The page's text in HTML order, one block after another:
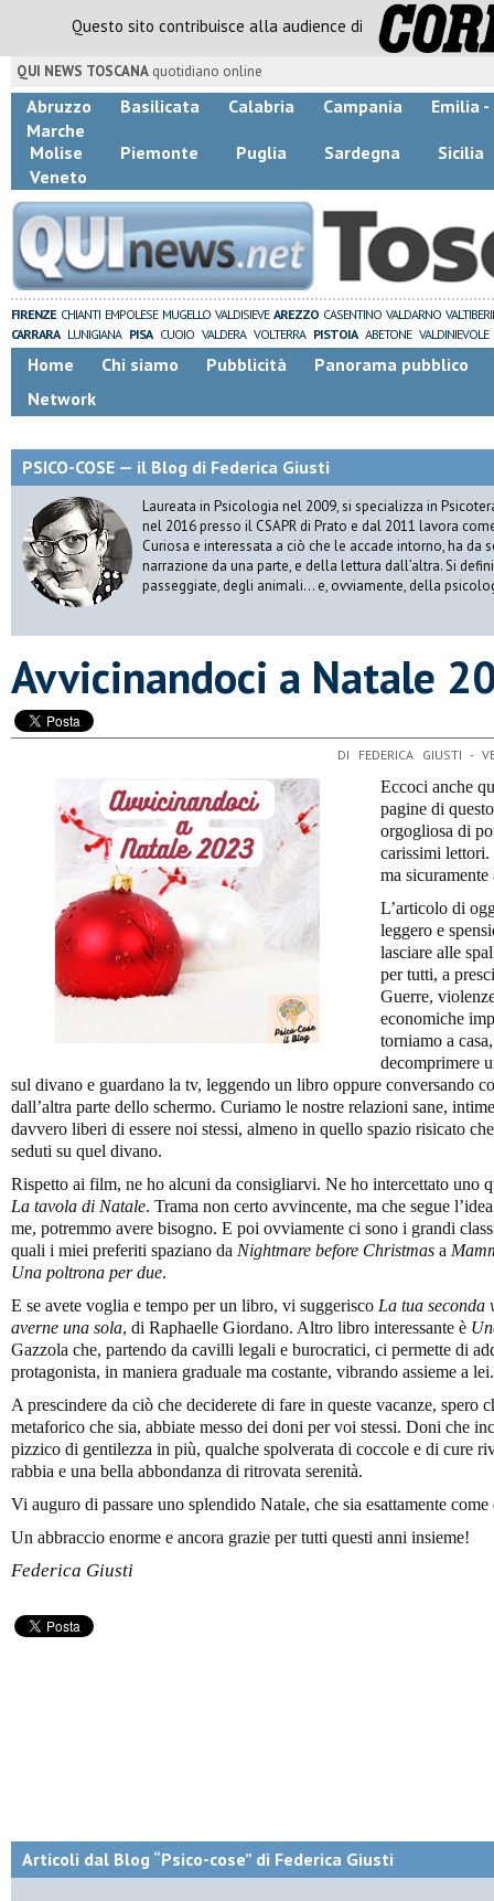
Questo sito contribuisce alla audience di
QUI NEWS TOSCANA quotidiano online
Abruzzo Basilicata Calabria Campania
Emilia -
Marche
Molise
Piemonte Puglia Sardegna
Sicilia
Veneto
FIRENZE CHIANTI EMPOLESE MUGELLO VALDISIEVE AREZZO CASENTINO VALDARNO
CARRARA LUNIGIANA PISA CUOIO VALDERA VOLTERRA PISTOIA ABETONE VALDINIEVOLE
Home Chi siamo Pubblicità
Panorama pubblico
Network
PSICO-COSE — il Blog di Federica Giusti
Laureata in Psicologia nel 2009, si specializza in
nel 2016 presso il CSAPR di Prato e dal 2011 lavora
Curiosa e interessata a ciò che le accade intorno, ha da
narrazione da una parte, e della lettura dall’altra. Si
passeggiate, degli animali… e, ovviamente, della
​Avvicinandoci a Natale
DI FEDERICA GIUSTI -
Eccoci anche
pagine di
orgogliosa di
carissimi
ma
L’articolo di
leggero e
lasciare alle
per tutti, a
Guerre,
economiche
torniamo a
decomprimere
sul divano e guardano la tv, leggendo un libro oppure conversando
dall’altra parte dello schermo. Curiamo le nostre relazioni sane,
davvero liberi di essere noi stessi, almeno in quello spazio risicato
seduti su quel divano.
Rispetto ai film, ne ho alcuni da consigliarvi. Ne ho intercettato uno
La tavola di Natale. Trama non certo avvincente, ma che segue
me, potremmo avere bisogno. E poi ovviamente ci sono i grandi
quali i miei preferiti spaziano da Nightmare before Christmas a
Una poltrona per due.
E se avete voglia e tempo per un libro, vi suggerisco La tua seconda
averne una sola, di Raphaelle Giordano. Altro libro interessante è
Gazzola che, partendo da cavilli legali e burocratici, ci permette di
protagonista, in maniera graduale ma costante, vibrando assieme a lei.
A prescindere da ciò che deciderete di fare in queste vacanze, spero
metaforico che sia, abbiate messo dei doni per voi stessi. Doni che
pizzico di gentilezza in più, qualche spolverata di coccole e di cure
rabbia e una bella abbondanza di ritrovata serenità.
Vi auguro di passare uno splendido Natale, che sia esattamente come
Un abbraccio enorme e ancora grazie per tutti questi anni insieme!
Federica Giusti
Articoli dal Blog “Psico-cose” di Federica Giusti